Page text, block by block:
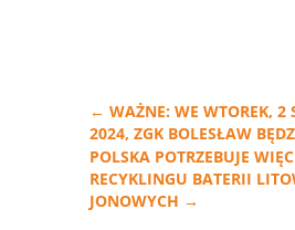
← WAŻNE: WE WTOREK, 2
2024, ZGK BOLESŁAW
POLSKA POTRZEBUJE
RECYKLINGU BATERII
JONOWYCH →